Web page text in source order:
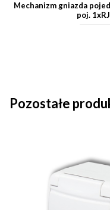
Mechanizm gniazda
poj.
Pozostałe